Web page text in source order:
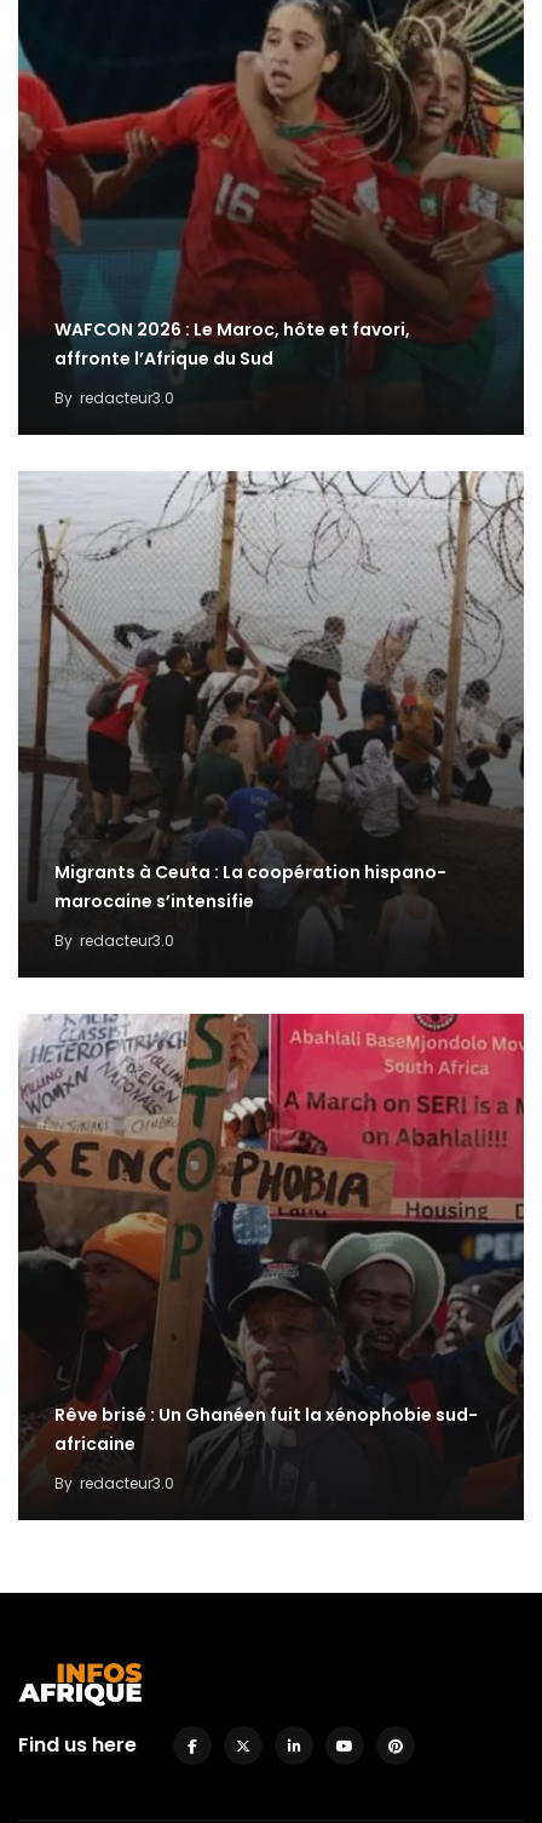
WAFCON 2026 : Le Maroc, hôte et favori,
affronte l’Afrique du Sud
By redacteur3.0
Migrants à Ceuta : La coopération hispano-
marocaine s’intensifie
By redacteur3.0
Rêve brisé : Un Ghanéen fuit la xénophobie sud-
africaine
By redacteur3.0
Find us here